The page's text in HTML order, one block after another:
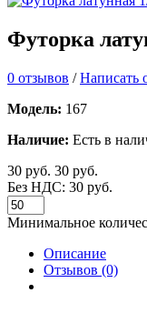
Футорка
0 отзывов /Написать
Модель: 167
Наличие: Есть в
30 руб. 30 руб.
Без НДС: 30 руб.
Минимальное
Описание
Отзывов (0)